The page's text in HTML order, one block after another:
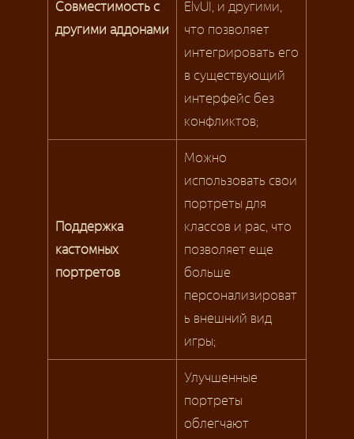
Совместимость с
другими аддонами
ElvUI, и другими,
что позволяет
интегрировать его
в существующий
интерфейс без
конфликтов;
Поддержка
кастомных
портретов
Можно
использовать свои
портреты для
классов и рас, что
позволяет еще
больше
персонализироват
ь внешний вид
игры;
Улучшенные
портреты
облегчают